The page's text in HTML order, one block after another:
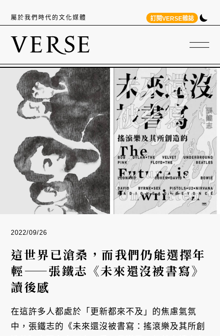
屬於我們時代的文化媒體 訂閱VERSE雜誌
2022/09/26
這世界已滄桑，而我們仍能選擇年
輕——張鐵志《未來還沒被書寫》
讀後感
在這許多人都處於「更新都來不及」的焦慮氣氛
中，張鐵志的《未來還沒被書寫：搖滾樂及其所創